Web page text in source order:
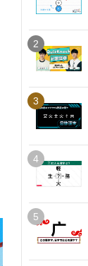
2
3
4
5